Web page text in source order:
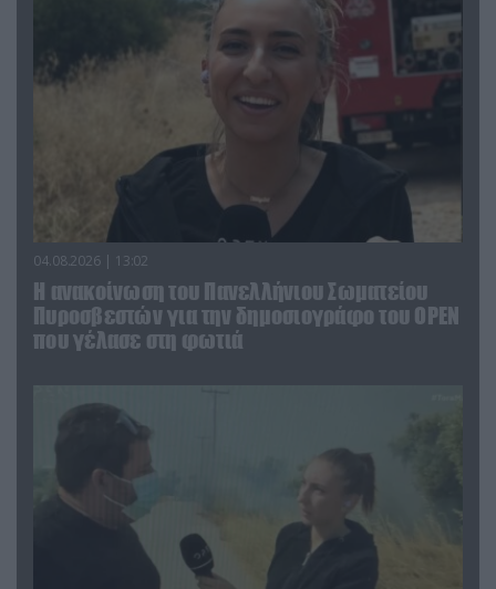
04.08.2026 | 13:02
Η ανακοίνωση του Πανελλήνιου Σωματείου
Πυροσβεστών για την δημοσιογράφο του OPEN
που γέλασε στη φωτιά